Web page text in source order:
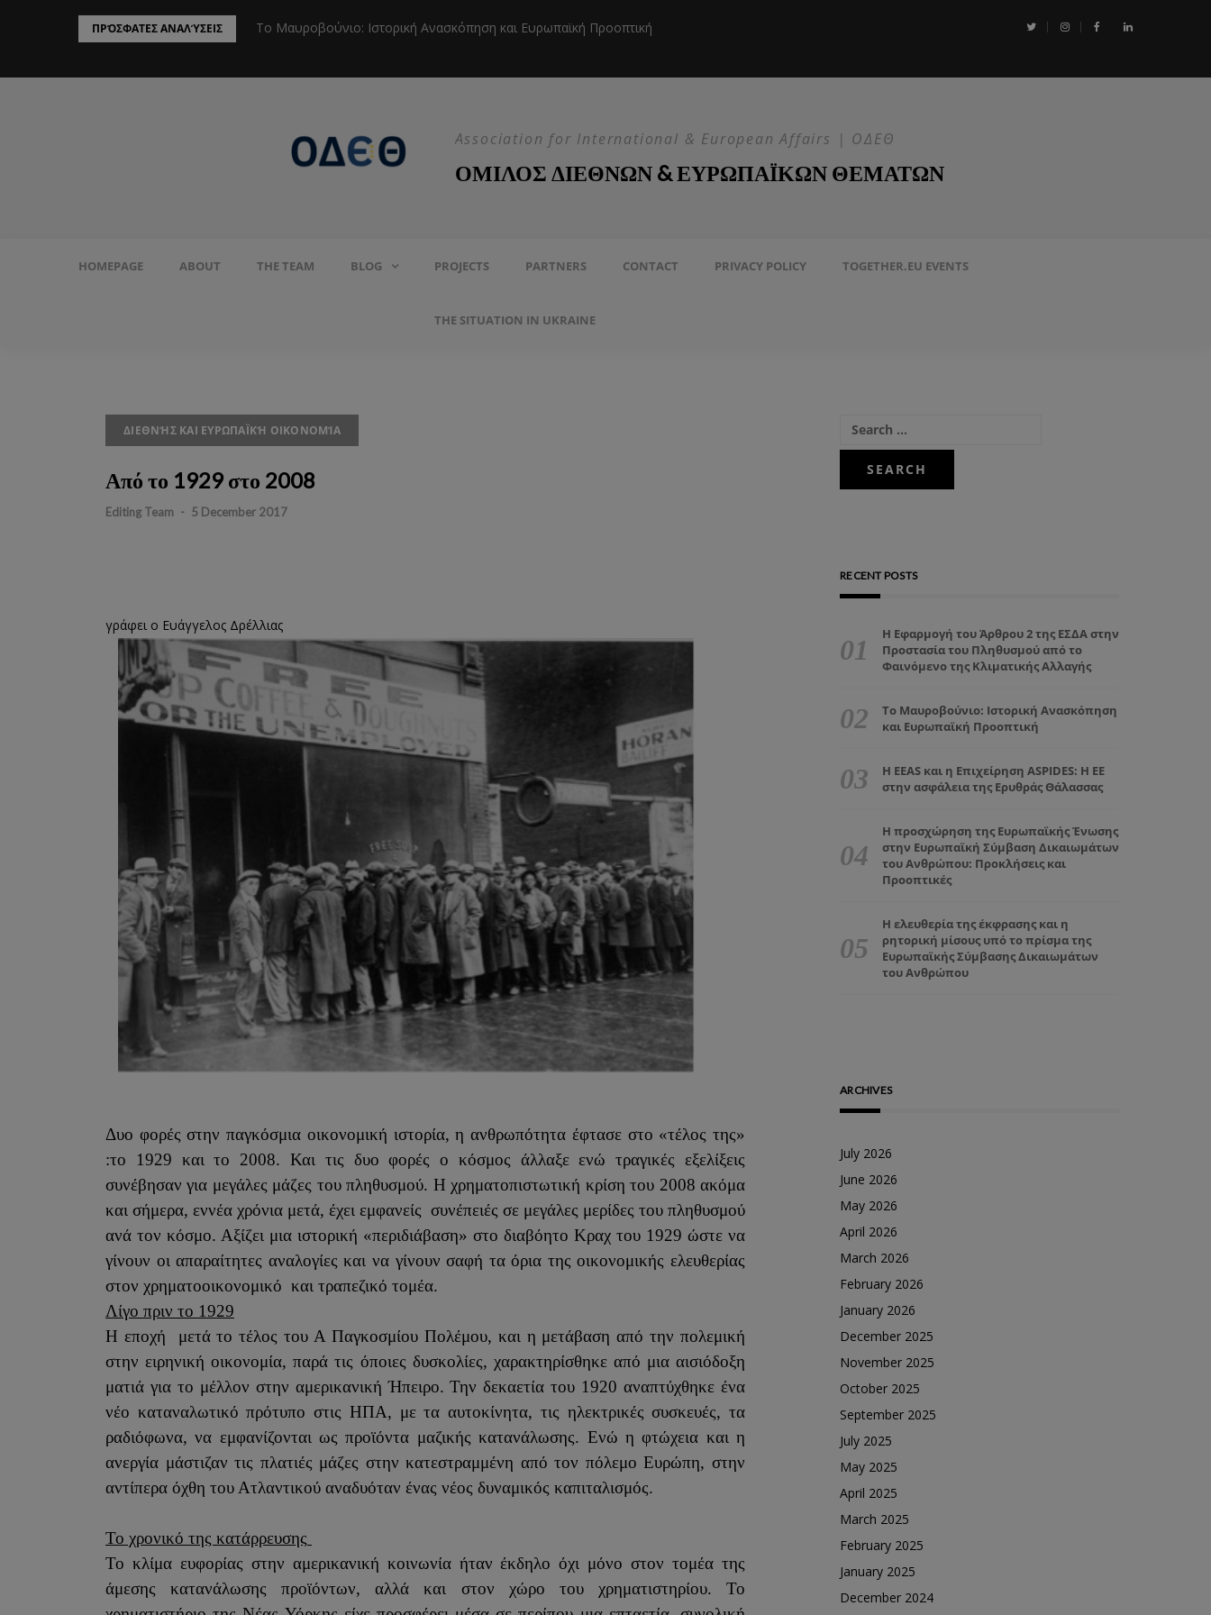
ΠΡΌΣΦΑΤΕΣ ΑΝΑΛΎΣΕΙΣ
Προστασία του Πληθυσμού από το Το Μαυροβούνιο: Ιστορική Ανασκόπηση και Ευρωπαϊκή Προοπτική Η EEAS και η Επιχείρηση ASPIDES: Η ΕΕ στην ασφάλεια της Ερυθράς
Association for International & European Affairs | ΟΔΕΘ
ΟΜΙΛΟΣ ΔΙΕΘΝΩΝ & ΕΥΡΩΠΑΪΚΩΝ ΘΕΜΑΤΩΝ
HOMEPAGE ABOUT THE TEAM BLOG PROJECTS PARTNERS CONTACT PRIVACY POLICY TOGETHER.EU EVENTS
THE SITUATION IN UKRAINE
ΔΙΕΘΝΉΣ ΚΑΙ ΕΥΡΩΠΑΪΚΉ ΟΙΚΟΝΟΜΊΑ
Από το 1929 στο 2008
Editing Team - 5 December 2017
γράφει ο Ευάγγελος Δρέλλιας
Δυο φορές στην παγκόσμια οικονομική ιστορία, η ανθρωπότητα έφτασε στο «τέλος της»
:το 1929 και το 2008. Και τις δυο φορές ο κόσμος άλλαξε ενώ τραγικές εξελίξεις
συνέβησαν για μεγάλες μάζες του πληθυσμού. Η χρηματοπιστωτική κρίση του 2008 ακόμα
και σήμερα, εννέα χρόνια μετά, έχει εμφανείς συνέπειές σε μεγάλες μερίδες του πληθυσμού
ανά τον κόσμο. Αξίζει μια ιστορική «περιδιάβαση» στο διαβόητο Κραχ του 1929 ώστε να
γίνουν οι απαραίτητες αναλογίες και να γίνουν σαφή τα όρια της οικονομικής ελευθερίας
στον χρηματοοικονομικό και τραπεζικό τομέα.
Λίγο πριν το 1929
Η εποχή
μετά το τέλος του Α Παγκοσμίου Πολέμου, και η μετάβαση από την πολεμική
στην ειρηνική οικονομία, παρά τις όποιες δυσκολίες, χαρακτηρίσθηκε από μια αισιόδοξη
ματιά για το μέλλον στην αμερικανική Ήπειρο. Την δεκαετία του 1920 αναπτύχθηκε ένα
νέο καταναλωτικό πρότυπο στις ΗΠΑ, με τα αυτοκίνητα, τις ηλεκτρικές συσκευές, τα
ραδιόφωνα, να εμφανίζονται ως προϊόντα μαζικής κατανάλωσης. Ενώ η φτώχεια και η
ανεργία μάστιζαν τις πλατιές μάζες στην κατεστραμμένη από τον πόλεμο Ευρώπη, στην
αντίπερα όχθη του Ατλαντικού αναδυόταν ένας νέος δυναμικός καπιταλισμός.
Το χρονικό της κατάρρευσης
Το κλίμα ευφορίας στην αμερικανική κοινωνία ήταν έκδηλο όχι μόνο στον τομέα της
άμεσης κατανάλωσης προϊόντων, αλλά και στον χώρο του χρηματιστηρίου. Το
RECENT POSTS
Η Εφαρμογή του Άρθρου 2 της ΕΣΔΑ στην
Προστασία του Πληθυσμού από το
Φαινόμενο της Κλιματικής Αλλαγής
Το Μαυροβούνιο: Ιστορική Ανασκόπηση
και Ευρωπαϊκή Προοπτική
Η EEAS και η Επιχείρηση ASPIDES: Η ΕΕ
στην ασφάλεια της Ερυθράς Θάλασσας
Η προσχώρηση της Ευρωπαϊκής Ένωσης
στην Ευρωπαϊκή Σύμβαση Δικαιωμάτων
του Ανθρώπου: Προκλήσεις και
Προοπτικές
Η ελευθερία της έκφρασης και η
ρητορική μίσους υπό το πρίσμα της
Ευρωπαϊκής Σύμβασης Δικαιωμάτων
του Ανθρώπου
ARCHIVES
July 2026
June 2026
May 2026
April 2026
March 2026
February 2026
January 2026
December 2025
November 2025
October 2025
September 2025
July 2025
May 2025
April 2025
March 2025
February 2025
January 2025
December 2024